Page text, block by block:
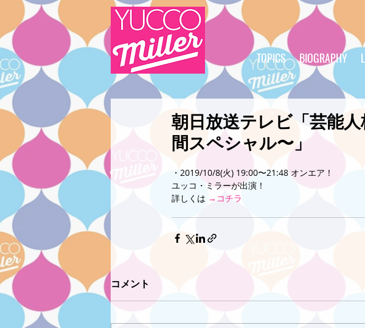
TOPICS BIOGRAPHY
朝日放送テレビ「芸能
間スペシャル〜」
・2019/10/8(火) 19:00〜21:48 オンエア！
ユッコ・ミラーが出演！
詳しくは →コチラ
コメント